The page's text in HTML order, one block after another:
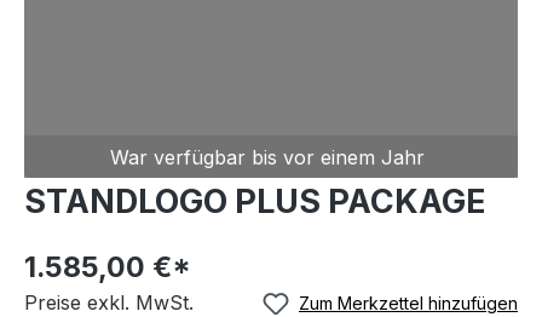
War verfügbar bisvor einem Jahr
STANDLOGO PLUS PACKAGE
1.585,00 €*
Preise exkl. MwSt. Zum Merkzettel hinzufügen